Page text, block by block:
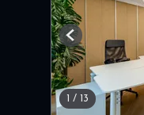
1 / 13
Previous